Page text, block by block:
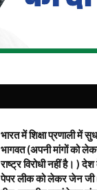
भारत में शिक्षा प्रणाली में
भागवत (अपनी मांगों को
राष्ट्र विरोधी नहीं है। )
पेपर लीक को लेकर जेन जी